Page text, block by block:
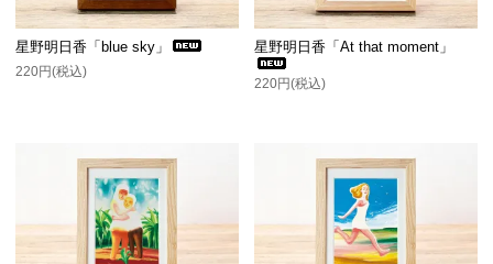
星野明日香「blue sky」
220円(税込)
星野明日香「At that moment」
220円(税込)